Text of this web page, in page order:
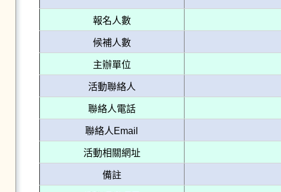
報名人數
候補人數
主辦單位
活動聯絡人
聯絡人電話
聯絡人Email
活動相關網址
備註